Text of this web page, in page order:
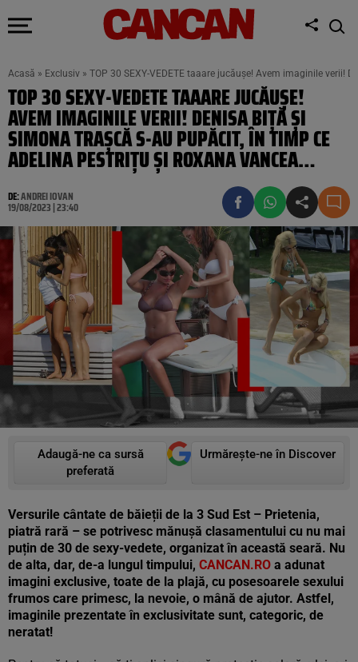
Acasă » Exclusiv » TOP 30 SEXY-VEDETE taaare jucăușe! Avem imaginile verii!
TOP 30 SEXY-VEDETE TAAARE JUCĂUȘE!
AVEM IMAGINILE VERII! DENISA BIȚĂ ȘI
SIMONA TRAȘCĂ S-AU PUPĂCIT, ÎN TIMP CE
ADELINA PESTRIȚU ȘI ROXANA VANCEA…
DE:ANDREI IOVAN
19/08/2023 | 23:40
Adaugă-ne ca sursă
preferată
Urmărește-ne în Discover
Versurile cântate de băieții de la 3 Sud Est – Prietenia,
piatră rară – se potrivesc mănușă clasamentului cu nu mai
puțin de 30 de sexy-vedete, organizat în această seară. Nu
de alta, dar, de-a lungul timpului, CANCAN.RO a adunat
imagini exclusive, toate de la plajă, cu posesoarele sexului
frumos care primesc, la nevoie, o mână de ajutor. Astfel,
imaginile prezentate în exclusivitate sunt, categoric, de
neratat!